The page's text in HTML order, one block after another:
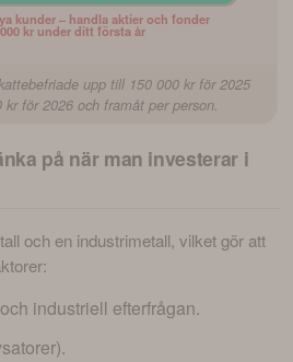
kunder – handla aktier och fonder
kr under ditt första år
upp till 150 000 kr för 2025
för 2026 och framåt per person.
på när man investerar i
och en industrimetall, vilket gör att
industriell efterfrågan.